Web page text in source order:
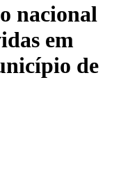
nacional
em
de